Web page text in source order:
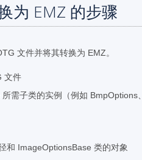
为 EMZ 的步骤
文件并将其转换为 EMZ。
文件
需子类的实例（例如 BmpOptions、
和 ImageOptionsBase 类的对象